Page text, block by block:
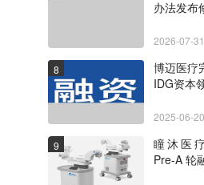
办法发布
2026-07-
8
博迈医疗
IDG资本
2025-06-
9
瞳沐医
Pre-A 轮